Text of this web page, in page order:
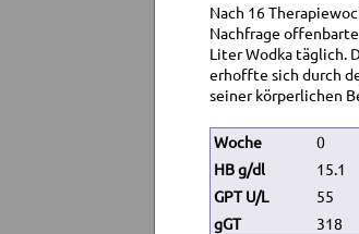
Nach 16
Nachfrage
Liter Wodka täglich.
erhoffte sich durch
seiner körperlichen
Woche 0
HB g/dl
15.1
GPT U/L
55
gGT
318